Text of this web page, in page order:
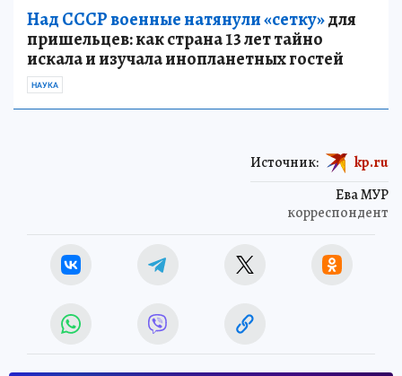
Над СССР военные натянули «сетку»для
пришельцев: как страна 13 лет тайно
искала и изучала инопланетных гостей
НАУКА
Ева МУР
корреспондент
Источник: kp.ru